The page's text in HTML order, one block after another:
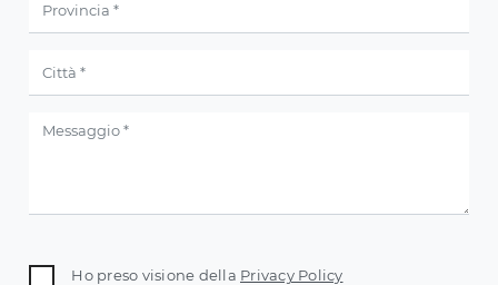
Ho preso visione della Privacy Policy